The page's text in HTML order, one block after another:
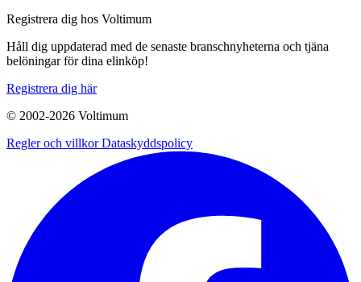
Registrera dig hos Voltimum
Håll dig uppdaterad med de senaste branschnyheterna och tjäna
belöningar för dina elinköp!
Registrera dig här
© 2002-2026 Voltimum
Regler och villkorDataskyddspolicy